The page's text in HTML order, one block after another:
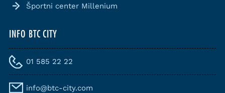
Športni center Millenium
INFO BTC CITY
01 585 22 22
info@btc-city.com